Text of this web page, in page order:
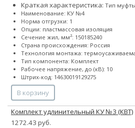
Краткая характеристика: Тип муфты
Наименование: КУ №4
Норма отгрузки: 1
Опции: пластмассовая изоляция
Сечение жил, мм²: 150185240
Страна происхождения: Россия
Технология монтажа:
Тип компонента: Комплект
Рабочее напряжение, до (кВ): 10
Штрих-код: 14630019129275
В корзину
Комплект удлинительный КУ №3 (КВТ)
1272.43 руб.